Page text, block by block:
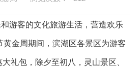
游客的文化旅游生活，营造欢乐
黄金周期间，滨湖区各景区为游客
礼包，除夕至初八，灵山景区、